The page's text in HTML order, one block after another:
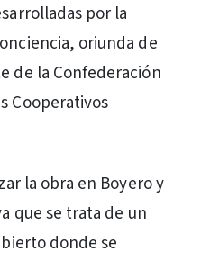
por la
oriunda de
de la Confederación
Cooperativos
la obra en Boyero y
que se trata de un
donde se